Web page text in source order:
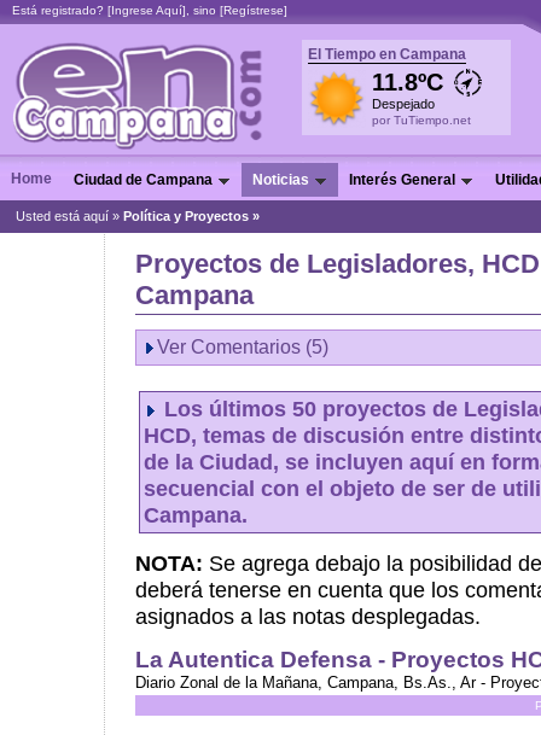
Está registrado? [Ingrese Aquí], sino [Regístrese]
El Tiempo en Campana
11.8ºC
Despejado
por TuTiempo.net
Home Ciudad de Campana Noticias Interés General
Usted está aquí » Política y Proyectos »
Proyectos de Legisladores,
Campana
Ver Comentarios (5)
Los últimos 50 proyectos de
HCD, temas de discusión entre
de la Ciudad, se incluyen aquí en
secuencial con el objeto de ser de
Campana.
NOTA: Se agrega debajo la posibilidad
deberá tenerse en cuenta que los
asignados a las notas desplegadas.
La Autentica Defensa - Proyectos
Diario Zonal de la Mañana, Campana, Bs.As., Ar -